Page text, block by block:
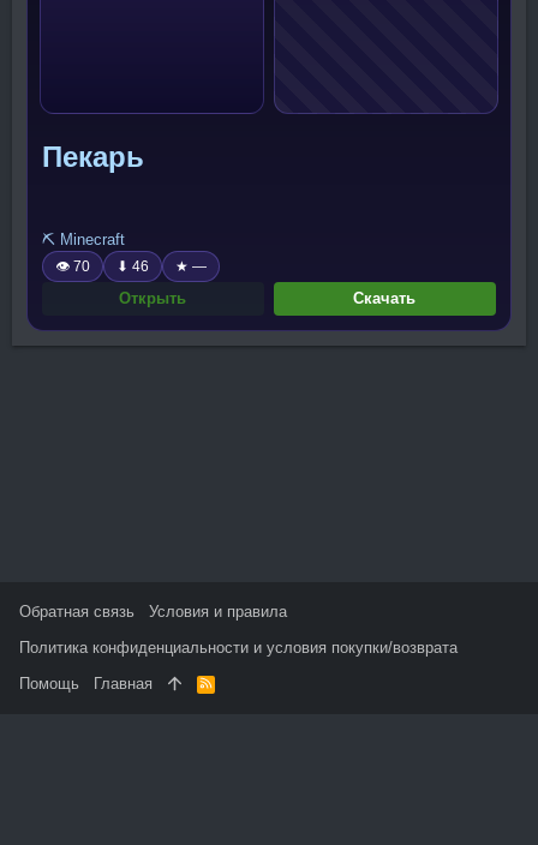
Пекарь
⛏️ Minecraft
👁 70 ⬇ 46 ★ —
Открыть Скачать
Обратная связь
Условия и правила
Политика конфиденциальности и условия покупки/возврата
Помощь
Главная
R